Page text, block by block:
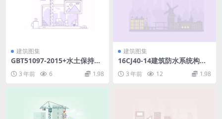
建筑图集
GBT51097-2015+水土保持林
3 年前 6 1.98
建筑图集
16CJ40-14建筑防水系统构造
3 年前 12 1.98